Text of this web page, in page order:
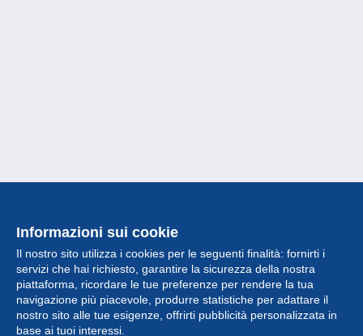
Informazioni sui cookie
Il nostro sito utilizza i cookies per le seguenti finalità: fornirti i
servizi che hai richiesto, garantire la sicurezza della nostra
piattaforma, ricordare le tue preferenze per rendere la tua
navigazione più piacevole, produrre statistiche per adattare il
nostro sito alle tue esigenze, offrirti pubblicità personalizzata in
base ai tuoi interessi.
Collezione